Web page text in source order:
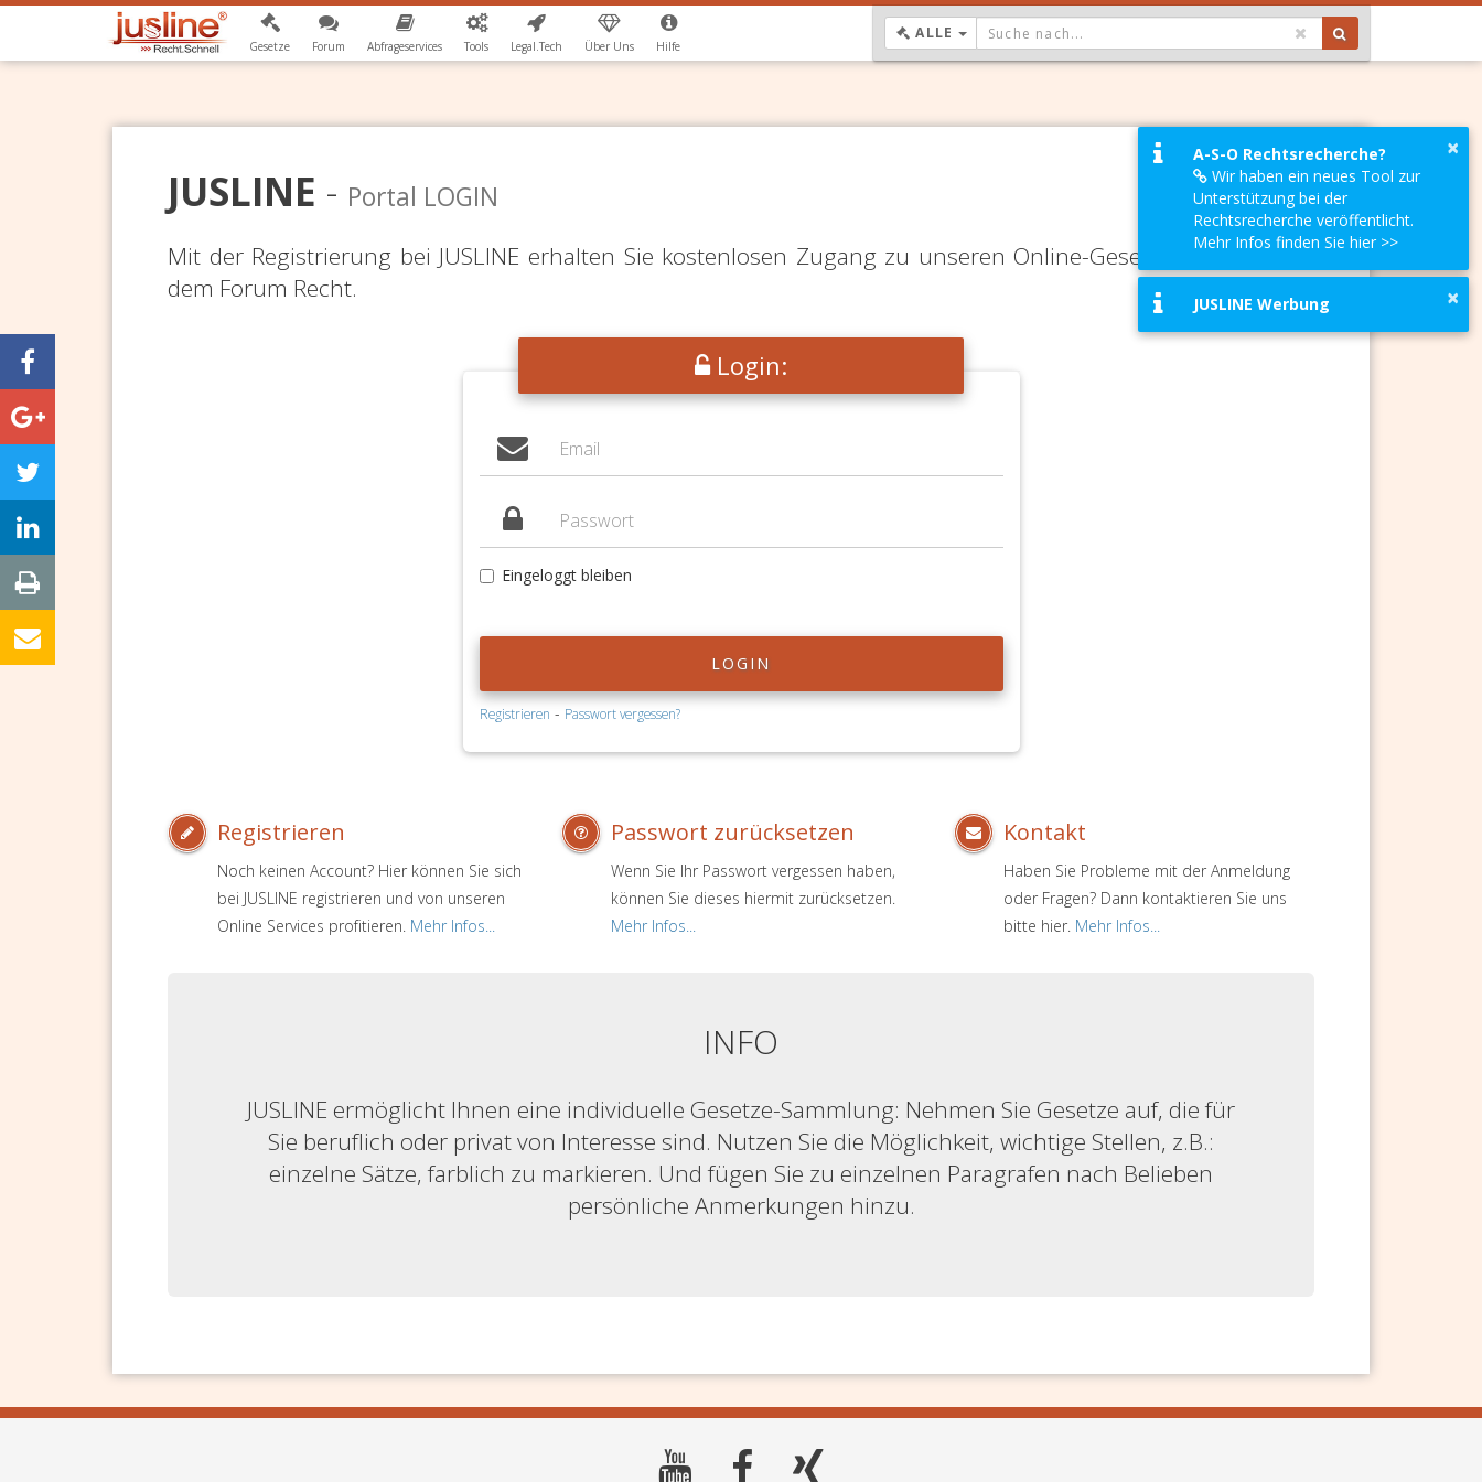
Gesetze Forum Abfrageservices Tools Legal.Tech Über Uns Hilfe
ALLE DROPDOWN: GEWÄHLTER WERT IST ALLE
JUSLINE - Portal LOGIN
Mit der Registrierung bei JUSLINE erhalten Sie kostenlosen Zugang zu unseren Online-Gesetze-Services und
dem Forum Recht.
Login:
Eingeloggt bleiben
LOGIN
Registrieren - Passwort vergessen?
Registrieren
Noch keinen Account? Hier können Sie sich
bei JUSLINE registrieren und von unseren
Online Services profitieren. Mehr Infos...
Passwort zurücksetzen
Wenn Sie Ihr Passwort vergessen haben,
können Sie dieses hiermit zurücksetzen.
Mehr Infos...
Kontakt
Haben Sie Probleme mit der Anmeldung
oder Fragen? Dann kontaktieren Sie uns
bitte hier. Mehr Infos...
INFO
JUSLINE ermöglicht Ihnen eine individuelle Gesetze-Sammlung: Nehmen Sie Gesetze auf, die für
Sie beruflich oder privat von Interesse sind. Nutzen Sie die Möglichkeit, wichtige Stellen, z.B.:
einzelne Sätze, farblich zu markieren. Und fügen Sie zu einzelnen Paragrafen nach Belieben
persönliche Anmerkungen hinzu.
×
A-S-O Rechtsrecherche?
Wir haben ein neues Tool zur
Unterstützung bei der
Rechtsrecherche veröffentlicht.
Mehr Infos finden Sie hier >>
×
JUSLINE Werbung